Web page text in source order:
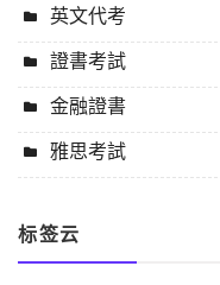
英文代考
證書考試
金融證書
雅思考試
标签云